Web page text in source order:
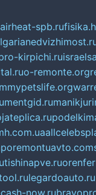
airheat-spb.ru
kirpichi.ru
o-remonte.org
mypetslife.org
poremontuavto.com
tishinapve.ru
legardoauto.ru
now.ru